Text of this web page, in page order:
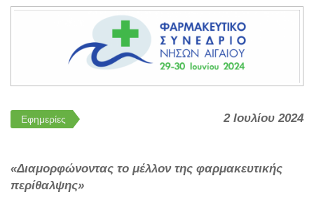
Εφημερίες 2 Ιουλίου 2024
«Διαμορφώνοντας το μέλλον της φαρμακευτικής
περίθαλψης»